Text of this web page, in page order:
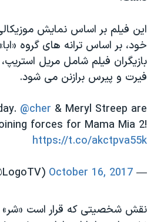
چهل سال گروگان‌گیری
قانون شفافیت دارائی کادر رهبری ایران
اعتراضات مردمی آبان ۹۸
نرگس محمدی برنده جایزه نوبل صلح
همایش محافظه‌کاران آمریکا «سی‌پک»
سفر پرزیدنت ترامپ به چین
این فیلم بر اساس نمایش
خود، بر اساس ترانه های گروه
بازیگران فیلم شامل مریل استریپ،
فیرت و پیرس برازنن می شود.
@cher & Meryl Streep are
forces for Mama Mia 2!
https://t.co/akctpva55k
— Logo 🏳️‍🌈 (@LogoTV)
October 16, 2017
نقش شخصیتی که قرار است «شر»